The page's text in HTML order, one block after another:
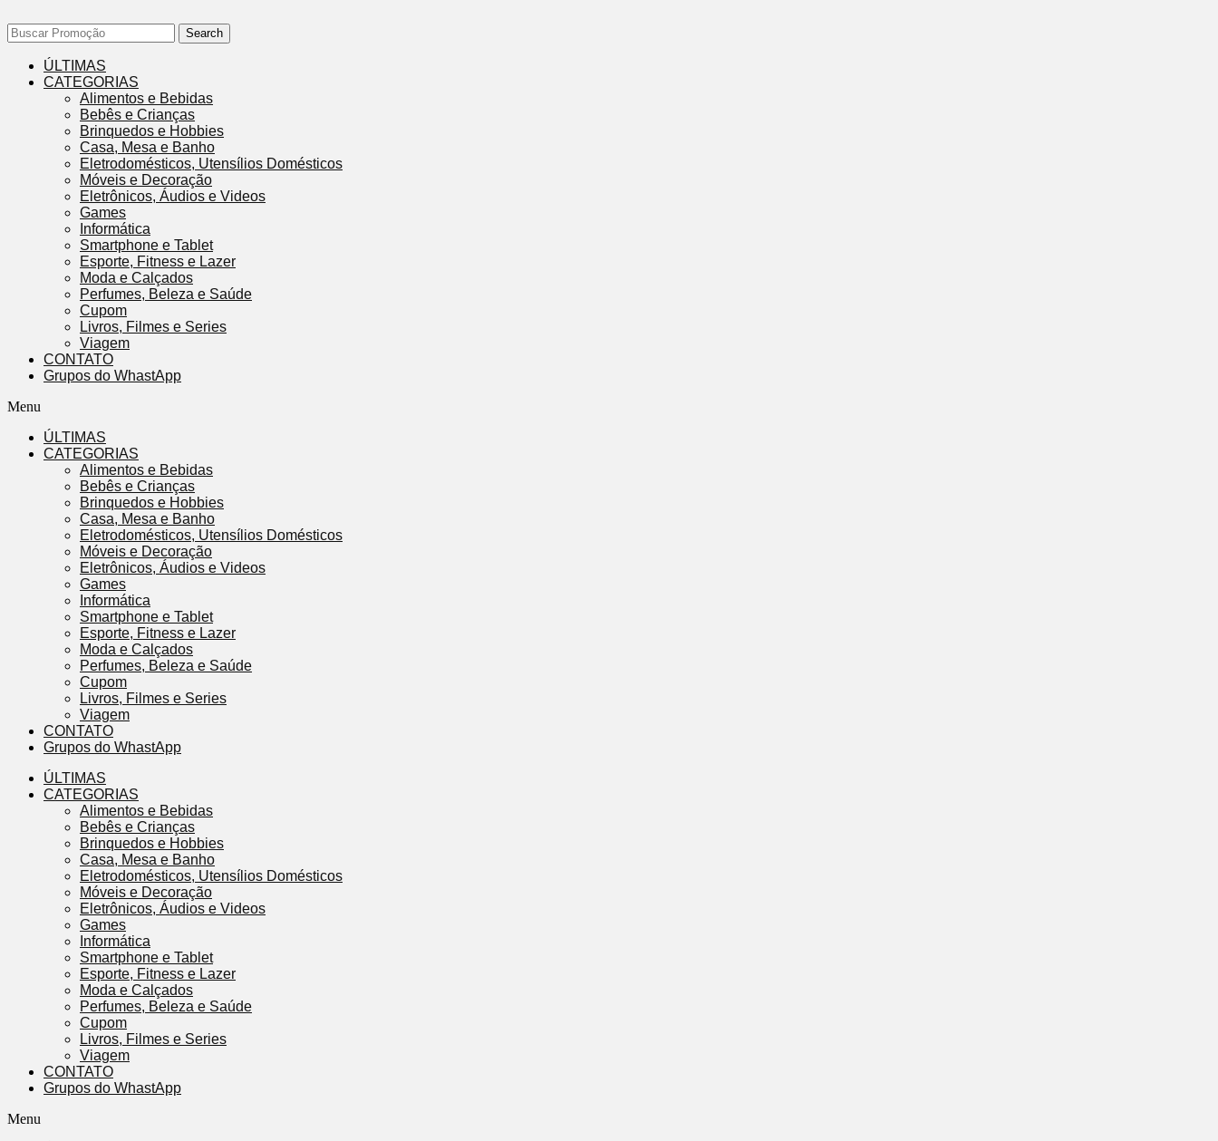
Search
ÚLTIMAS
CATEGORIAS
Alimentos e Bebidas
Bebês e Crianças
Brinquedos e Hobbies
Casa, Mesa e Banho
Eletrodomésticos, Utensílios Domésticos
Móveis e Decoração
Eletrônicos, Áudios e Videos
Games
Informática
Smartphone e Tablet
Esporte, Fitness e Lazer
Moda e Calçados
Perfumes, Beleza e Saúde
Cupom
Livros, Filmes e Series
Viagem
CONTATO
Grupos do WhastApp
Menu
ÚLTIMAS
CATEGORIAS
Alimentos e Bebidas
Bebês e Crianças
Brinquedos e Hobbies
Casa, Mesa e Banho
Eletrodomésticos, Utensílios Domésticos
Móveis e Decoração
Eletrônicos, Áudios e Videos
Games
Informática
Smartphone e Tablet
Esporte, Fitness e Lazer
Moda e Calçados
Perfumes, Beleza e Saúde
Cupom
Livros, Filmes e Series
Viagem
CONTATO
Grupos do WhastApp
ÚLTIMAS
CATEGORIAS
Alimentos e Bebidas
Bebês e Crianças
Brinquedos e Hobbies
Casa, Mesa e Banho
Eletrodomésticos, Utensílios Domésticos
Móveis e Decoração
Eletrônicos, Áudios e Videos
Games
Informática
Smartphone e Tablet
Esporte, Fitness e Lazer
Moda e Calçados
Perfumes, Beleza e Saúde
Cupom
Livros, Filmes e Series
Viagem
CONTATO
Grupos do WhastApp
Menu